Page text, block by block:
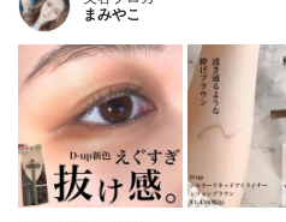
まみやこ